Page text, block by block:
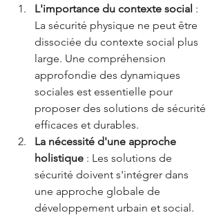
L'importance du contexte social :
La sécurité physique ne peut être
dissociée du contexte social plus
large. Une compréhension
approfondie des dynamiques
sociales est essentielle pour
proposer des solutions de sécurité
efficaces et durables.
La nécessité d'une approche
holistique : Les solutions de
sécurité doivent s'intégrer dans
une approche globale de
développement urbain et social.